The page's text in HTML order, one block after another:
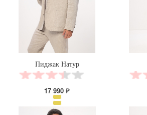
Пиджак Натур
17 990 ₽